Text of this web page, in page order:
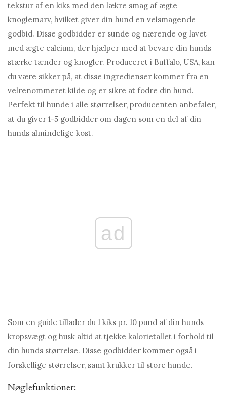
tekstur af en kiks med den lækre smag af ægte
knoglemarv, hvilket giver din hund en velsmagende
godbid. Disse godbidder er sunde og nærende og lavet
med ægte calcium, der hjælper med at bevare din hunds
stærke tænder og knogler. Produceret i Buffalo, USA, kan
du være sikker på, at disse ingredienser kommer fra en
velrenommeret kilde og er sikre at fodre din hund.
Perfekt til hunde i alle størrelser, producenten anbefaler,
at du giver 1-5 godbidder om dagen som en del af din
hunds almindelige kost.
ad
Som en guide tillader du 1 kiks pr. 10 pund af din hunds
kropsvægt og husk altid at tjekke kalorietallet i forhold til
din hunds størrelse. Disse godbidder kommer også i
forskellige størrelser, samt krukker til store hunde.
Nøglefunktioner: